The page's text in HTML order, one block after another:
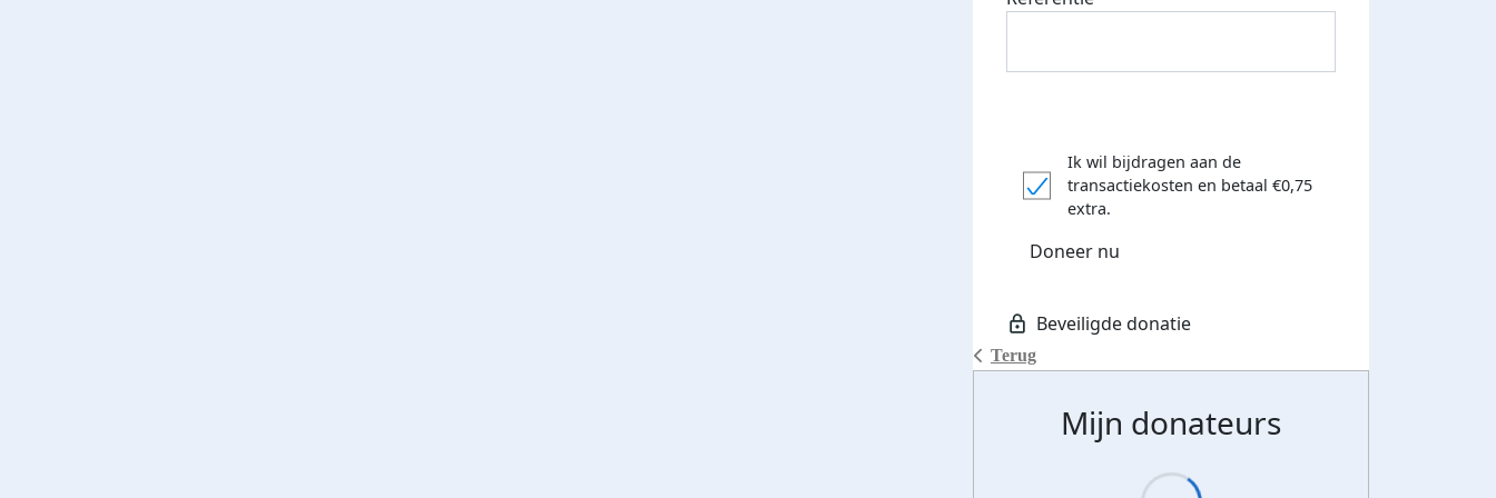
Terug
Ik wil bijdragen aan de
transactiekosten en betaal €0,75
extra.
Doneer nu
Mijn donateurs